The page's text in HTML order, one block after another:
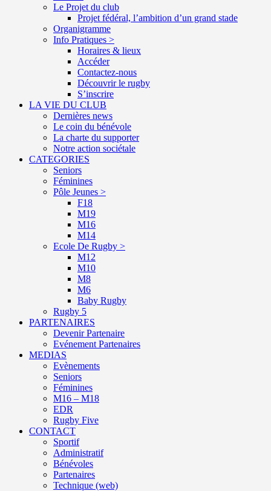
Le Projet du club
Projet fédéral, l’ambition d’un grand stade
Organigramme
Info Pratiques >
Horaires & lieux
Accéder
Contactez-nous
Découvrir le rugby
S’inscrire
LA VIE DU CLUB
Dernières news
Le coin du bénévole
La charte du supporter
Notre action sociétale
CATEGORIES
Seniors
Féminines
Pôle Jeunes >
F18
M19
M16
M14
Ecole De Rugby >
M12
M10
M8
M6
Baby Rugby
Rugby 5
PARTENAIRES
Devenir Partenaire
Evénement Partenaires
MEDIAS
Evènements
Seniors
Féminines
M16 – M18
EDR
Rugby Five
CONTACT
Sportif
Administratif
Bénévoles
Partenaires
Technique (web)